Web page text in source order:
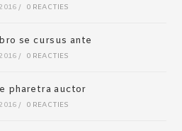
/ 0 REACTIES
se cursus ante
/ 0 REACTIES
pharetra auctor
/ 0 REACTIES